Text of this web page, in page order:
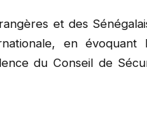
et des
en évoquant
du Conseil de